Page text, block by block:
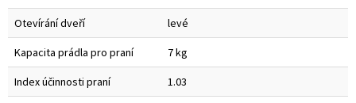
Otevírání dveří levé
Kapacita prádla pro praní 7 kg
Index účinnosti praní 1.03